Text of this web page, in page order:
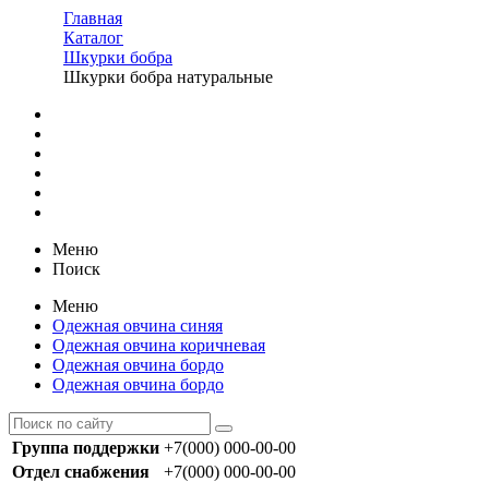
Главная
Каталог
Шкурки бобра
Шкурки бобра натуральные
Меню
Поиск
Меню
Одежная овчина синяя
Одежная овчина коричневая
Одежная овчина бордо
Одежная овчина бордо
Группа поддержки +7(000) 000-00-00
Отдел снабжения
+7(000) 000-00-00